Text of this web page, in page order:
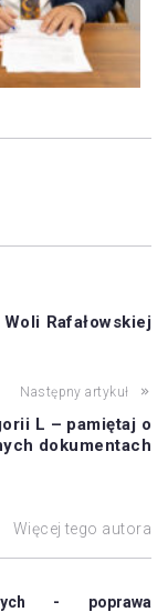
Rafałowskiej
Następny artykuł
L – pamiętaj o
dokumentach
Więcej tego autora
- poprawa